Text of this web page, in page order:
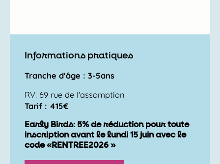
Informations pratiques
Tranche d'âge : 3-5ans
RV: 69 rue de l'assomption
Tarif : 415€
Early Birds: 5% de réduction pour toute
inscription avant le lundi 15 juin avec le
code «RENTREE2026 »